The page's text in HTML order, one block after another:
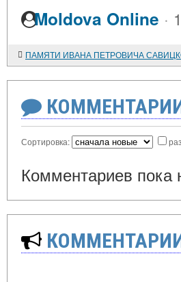
Moldova Online ·
Сортировка:
Комментариев пока